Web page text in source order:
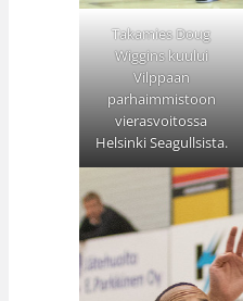
Takamies Doug
Wiggins kuului
Vilppaan
parhaimmistoon
vierasvoitossa
Helsinki Seagullsista.